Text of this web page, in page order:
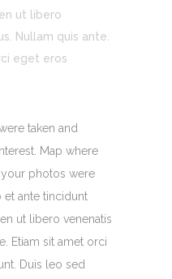
ut libero
Nullam quis ante.
eget eros
taken and
Map where
photos were
et ante tincidunt
ut libero venenatis
Etiam sit amet orci
Duis leo sed